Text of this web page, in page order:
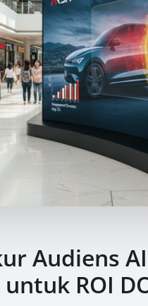
Audiens
untuk ROI